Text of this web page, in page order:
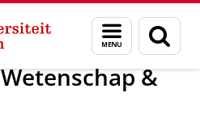
Menu
en
zoeken
&
voor